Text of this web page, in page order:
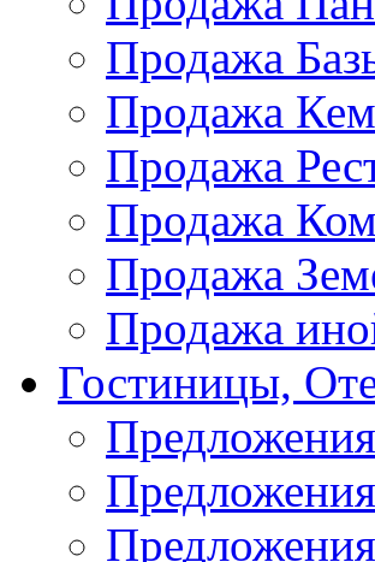
Продажа
Продажа
Продажа
Продажа
Продажа
Продажа
Гостиницы,